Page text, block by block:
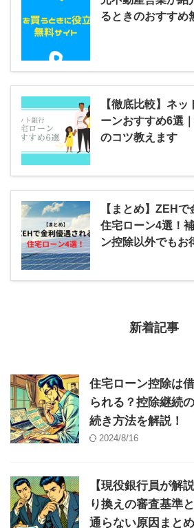
るときのおすすめ
【徹底比較】ネッ
ーンおすすめ6選
のコツ教えます
【まとめ】ZEH
住宅ローン4選！
ン控除以外でもお
新着記事
住宅ローン控除は
られる？控除継続
続き方法を解説！
2024/8/16
【現役銀行員が解
り換えの審査基準
通らない原因まとめ